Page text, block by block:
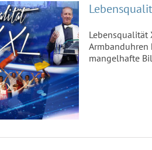
Lebensqualität
Armbanduhren
mangelhafte